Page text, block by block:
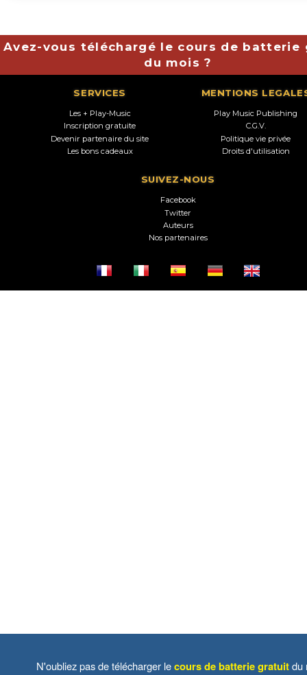
Avez-vous téléchargé le cours de batterie
du mois ?
SERVICES
Les + Play-Music
Inscription gratuite
Devenir partenaire du site
Les bons cadeaux
MENTIONS
Play Music Publishing
C.G.V.
Politique vie privée
Droits d'utilisation
SUIVEZ-NOUS
Facebook
Twitter
Auteurs
Nos partenaires
N'oubliez pas de télécharger lecours de batterie gratuitdu